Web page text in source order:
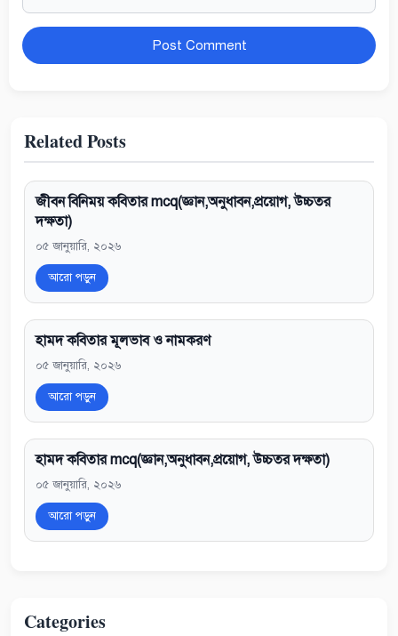
Website
Related Posts
জীবন বিনিময় কবিতার mcq(জ্ঞান,অনুধাবন,প্রয়োগ, উচ্চতর
দক্ষতা)
০৫ জানুয়ারি, ২০২৬
আরো পড়ুন
হামদ কবিতার মূলভাব ও নামকরণ
০৫ জানুয়ারি, ২০২৬
আরো পড়ুন
হামদ কবিতার mcq(জ্ঞান,অনুধাবন,প্রয়োগ, উচ্চতর দক্ষতা)
০৫ জানুয়ারি, ২০২৬
আরো পড়ুন
Categories